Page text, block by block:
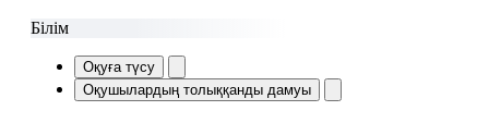
Білім
Оқуға түсу
Оқушылардың толыққанды дамуы